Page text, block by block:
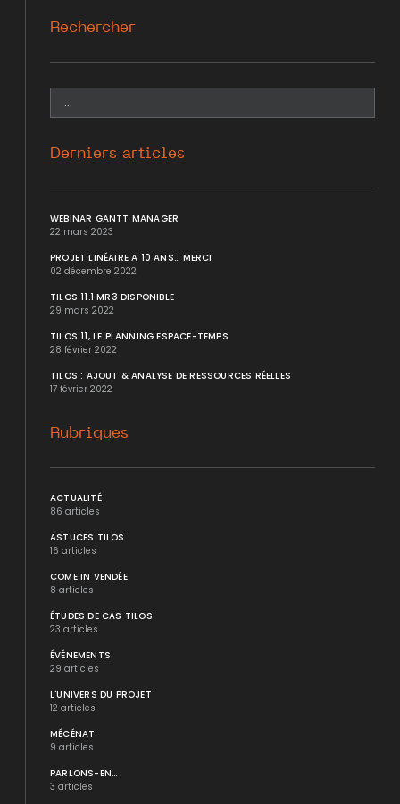
Rechercher
Derniers articles
WEBINAR GANTT MANAGER
22 mars 2023
PROJET LINÉAIRE A 10 ANS... MERCI
02 décembre 2022
TILOS 11.1 MR3 DISPONIBLE
29 mars 2022
TILOS 11, LE PLANNING ESPACE-TEMPS
28 février 2022
TILOS : AJOUT & ANALYSE DE RESSOURCES RÉELLES
17 février 2022
Rubriques
ACTUALITÉ
86 articles
ASTUCES TILOS
16 articles
COME IN VENDÉE
8 articles
ÉTUDES DE CAS TILOS
23 articles
ÉVÉNEMENTS
29 articles
L'UNIVERS DU PROJET
12 articles
MÉCÉNAT
9 articles
PARLONS-EN...
3 articles